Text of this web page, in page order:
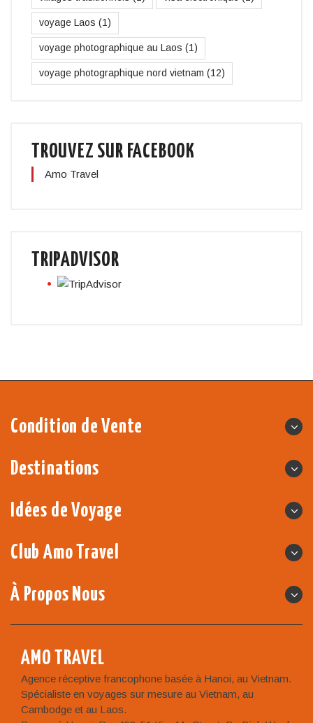
voyage Laos (1)
voyage photographique au Laos (1)
voyage photographique nord vietnam (12)
TROUVEZ SUR FACEBOOK
Amo Travel
TRIPADVISOR
Condition de Vente
Destinations
Idées de Voyage
Club Amo Travel
À Propos Nous
AMO TRAVEL
Agence réceptive francophone basée à Hanoi, au Vietnam.
Spécialiste en voyages sur mesure au Vietnam, au
Cambodge et au Laos.